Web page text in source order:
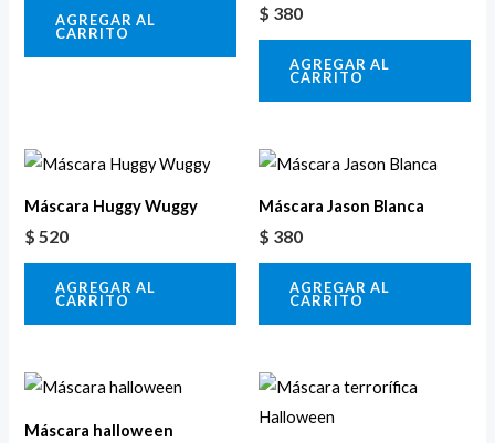
AGREGAR AL
CARRITO
$ 380
AGREGAR AL
CARRITO
Máscara Huggy Wuggy
$ 520
AGREGAR AL
CARRITO
Máscara Jason Blanca
$ 380
AGREGAR AL
CARRITO
Máscara halloween